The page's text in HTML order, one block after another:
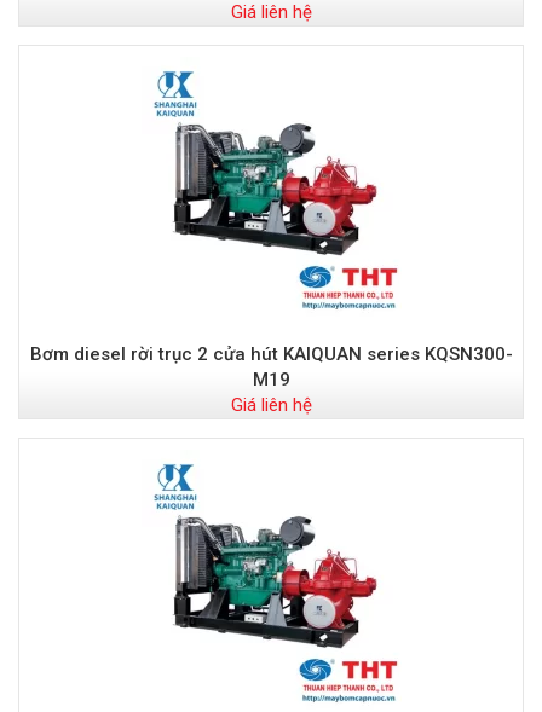
Giá liên hệ
Bơm diesel rời trục 2 cửa hút KAIQUAN series KQSN300-
M19
Giá liên hệ